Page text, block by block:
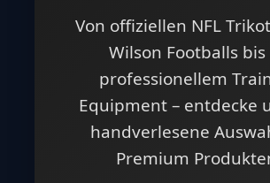
Von offiziellen NFL
Wilson Footballs bis
professionellem
Equipment – entdecke
handverlesene
Premium